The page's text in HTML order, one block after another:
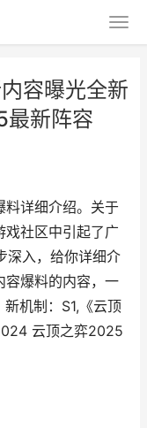
容曝光全新
新阵容
料详细介绍。关于
戏社区中引起了广
深入，给你详细介
容爆料的内容，一
机制：S1,《云顶
云顶之弈2025